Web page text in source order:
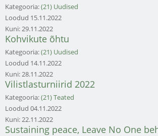
Kategooria:(21) Uudised
Loodud 15.11.2022
Kuni:29.11.2022
Kohvikute õhtu
Kategooria:(21) Uudised
Loodud 14.11.2022
Kuni:28.11.2022
Vilistlasturniirid 2022
Kategooria:(21) Teated
Loodud 04.11.2022
Kuni:22.11.2022
Sustaining peace, Leave No One